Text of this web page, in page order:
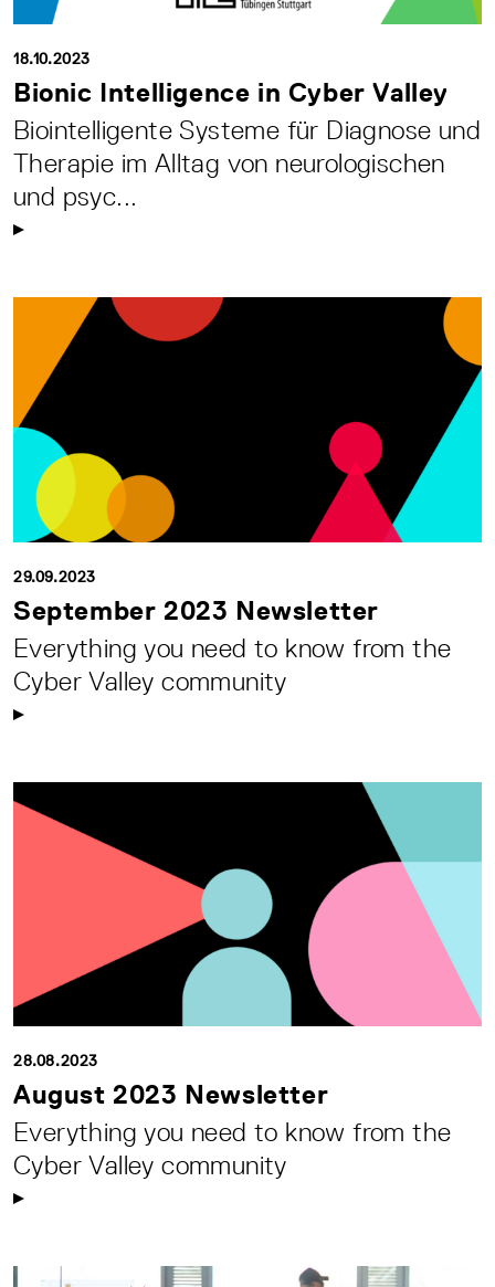
18.10.2023
Bionic Intelligence in Cyber Valley
Biointelligente Systeme für Diagnose und
Therapie im Alltag von neurologischen
und psyc...
29.09.2023
September 2023 Newsletter
Everything you need to know from the
Cyber Valley community
28.08.2023
August 2023 Newsletter
Everything you need to know from the
Cyber Valley community